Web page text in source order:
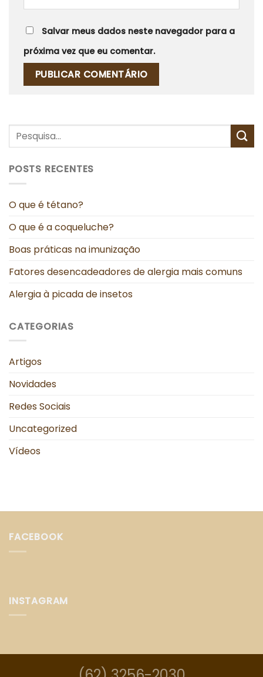
Salvar meus dados neste navegador para a
próxima vez que eu comentar.
POSTS RECENTES
O que é tétano?
O que é a coqueluche?
Boas práticas na imunização
Fatores desencadeadores de alergia mais comuns
Alergia à picada de insetos
CATEGORIAS
Artigos
Novidades
Redes Sociais
Uncategorized
Vídeos
FACEBOOK
INSTAGRAM